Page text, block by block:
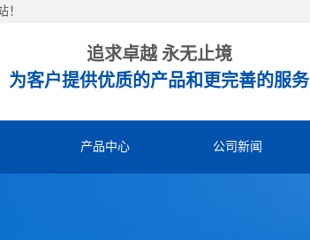
！
追求卓越 永无止境
为客户提供优质的产品和更完善的服务
产品中心 公司新闻